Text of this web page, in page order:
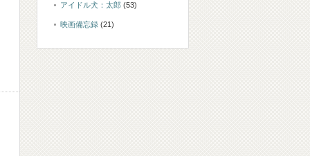
アイドル犬：太郎 (53)
映画備忘録 (21)